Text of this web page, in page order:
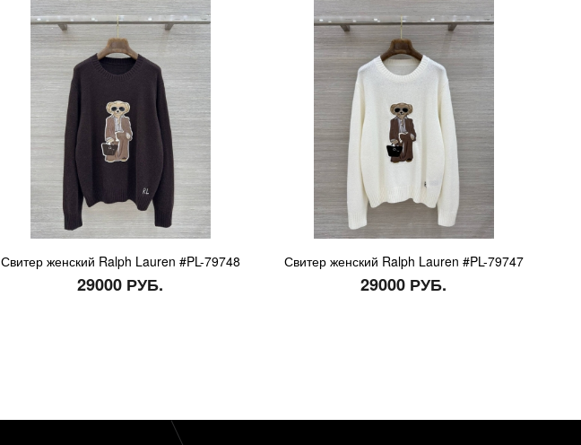
Свитер женский Ralph Lauren #PL-79748
29000 РУБ.
Свитер женский Ralph Lauren #PL-79747
29000 РУБ.